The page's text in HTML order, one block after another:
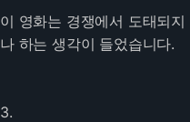
이 영화는 경쟁에서 도태되
나 하는 생각이 들었습니다.
3.